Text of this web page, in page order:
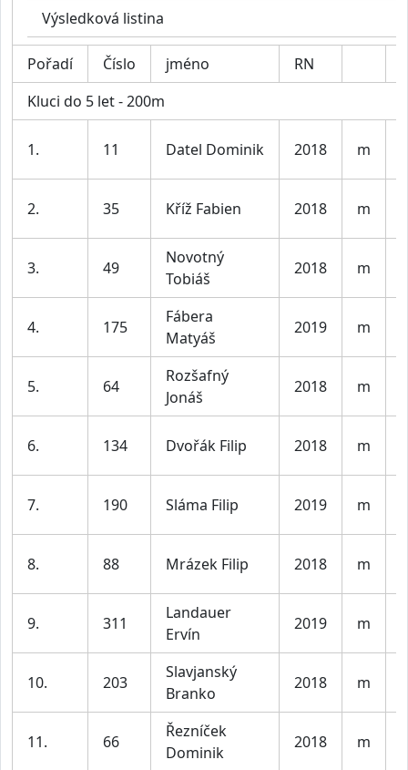
Výsledková listina
Pořadí Číslo jméno RN
Kluci do 5 let - 200m
1. 11 Datel Dominik 2018 m
2. 35 Kříž Fabien 2018 m
3. 49
Novotný
Tobiáš
2018 m
4. 175
Fábera
Matyáš
2019 m
5. 64
Rozšafný
Jonáš
2018 m
6. 134 Dvořák Filip 2018 m
7. 190 Sláma Filip 2019 m
8. 88 Mrázek Filip 2018 m
9. 311
Landauer
Ervín
2019 m
10. 203
Slavjanský
Branko
2018 m
11. 66
Řezníček
Dominik
2018 m